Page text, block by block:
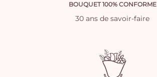
BOUQUET 100% CONFORME
30 ans de savoir-faire